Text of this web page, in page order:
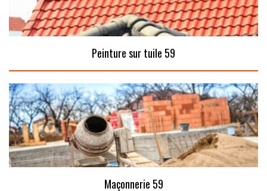
Peinture sur tuile 59
Maçonnerie 59